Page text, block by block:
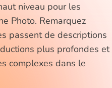
niveau pour les
Photo. Remarquez
passent de descriptions
plus profondes et
complexes dans le